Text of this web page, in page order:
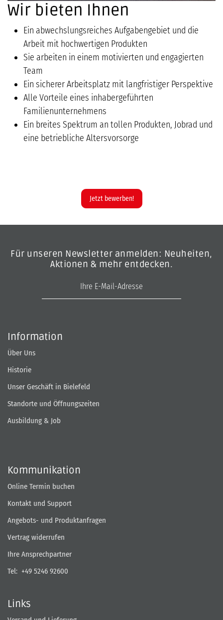
Wir bieten Ihnen
Ein abwechslungsreiches Aufgabengebiet und die
Arbeit mit hochwertigen Produkten
Sie arbeiten in einem motivierten und engagierten
Team
Ein sicherer Arbeitsplatz mit langfristiger Perspektive
Alle Vorteile eines inhabergeführten
Familienunternehmens
Ein breites Spektrum an tollen Produkten, Jobrad und
eine betriebliche Altersvorsorge
Jetzt bewerben!
Für unseren Newsletter anmelden: Neuheiten,
Aktionen & mehr entdecken.
Information
Über Uns
Historie
Unser Geschäft in Bielefeld
Standorte und Öffnungszeiten
Ausbildung & Job
Kommunikation
Online Termin buchen
Kontakt und Support
Angebots- und Produktanfragen
Vertrag widerrufen
Ihre Ansprechpartner
Tel: +49 5246 92600
Links